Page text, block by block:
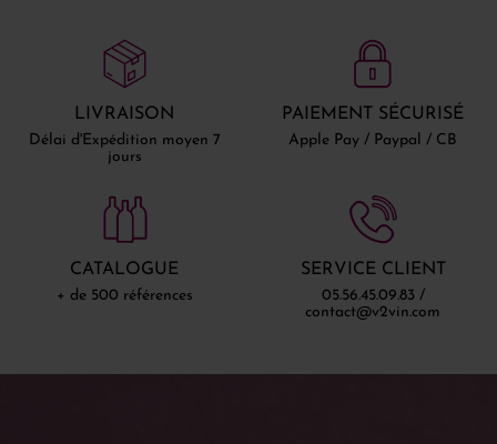
LIVRAISON
Délai d'Expédition moyen 7
jours
PAIEMENT SÉCURISÉ
Apple Pay / Paypal / CB
CATALOGUE
+ de 500 références
SERVICE CLIENT
05.56.45.09.83 /
contact@v2vin.com